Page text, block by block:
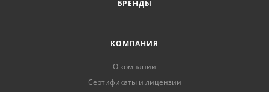
БРЕНДЫ
КОМПАНИЯ
О компании
Сертификаты и лицензии